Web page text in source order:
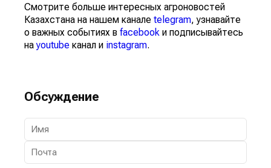
Смотрите больше интересных агроновостей
Казахстана на нашем канале telegram, узнавайте
о важных событиях в facebook и подписывайтесь
наyoutube канал и instagram.
Обсуждение